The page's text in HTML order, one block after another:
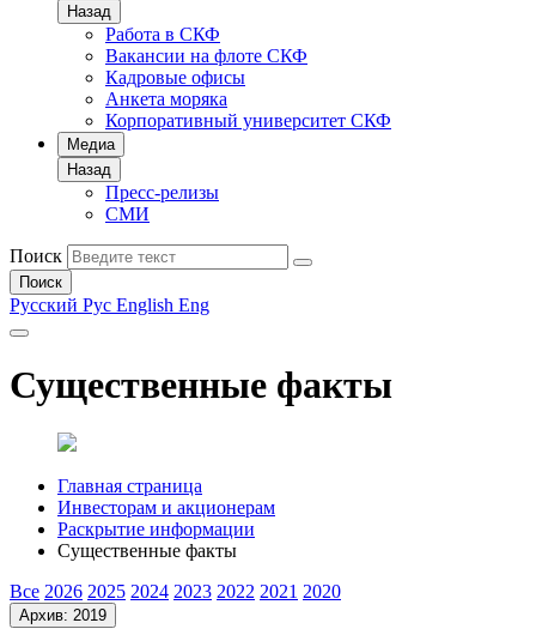
Назад
Работа в СКФ
Вакансии на флоте СКФ
Кадровые офисы
Анкета моряка
Корпоративный университет СКФ
Медиа
Назад
Пресс-релизы
СМИ
Поиск
Поиск
Русский Рус English Eng
Существенные факты
Главная страница
Инвесторам и акционерам
Раскрытие информации
Существенные факты
Все 2026 2025 2024 2023 2022 2021 2020
Архив: 2019